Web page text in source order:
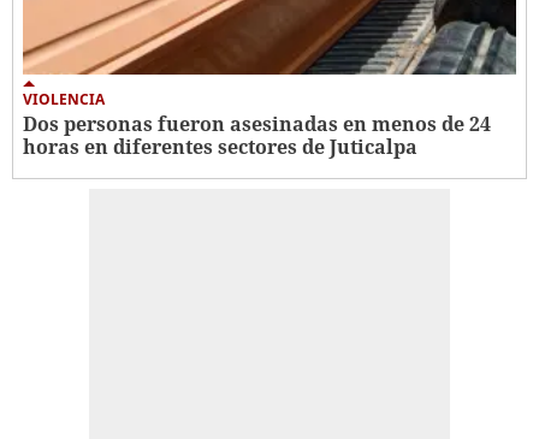
VIOLENCIA
Dos personas fueron asesinadas en menos de 24
horas en diferentes sectores de Juticalpa